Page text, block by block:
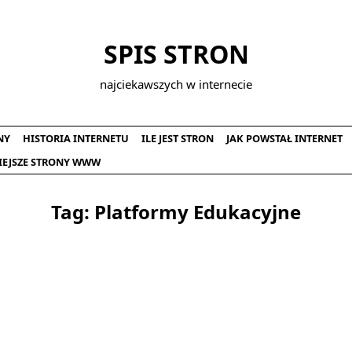
SPIS STRON
najciekawszych w internecie
HISTORIA INTERNETU ILE JEST STRON
JAK POWSTAŁ INTERNET
STRONY WWW
Tag: Platformy Edukacyjne